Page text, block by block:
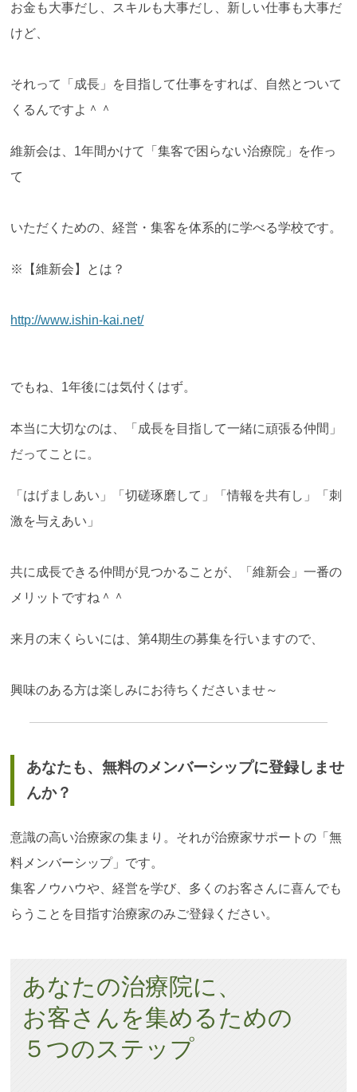
お金も大事だし、スキルも大事だし、新しい仕事も大事だ
けど、
それって「成長」を目指して仕事をすれば、自然とついて
くるんですよ＾＾
維新会は、1年間かけて「集客で困らない治療院」を作っ
て
いただくための、経営・集客を体系的に学べる学校です。
※【維新会】とは？
http://www.ishin-kai.net/
でもね、1年後には気付くはず。
本当に大切なのは、「成長を目指して一緒に頑張る仲間」
だってことに。
「はげましあい」「切磋琢磨して」「情報を共有し」「刺
激を与えあい」
共に成長できる仲間が見つかることが、「維新会」一番の
メリットですね＾＾
来月の末くらいには、第4期生の募集を行いますので、
興味のある方は楽しみにお待ちくださいませ～
あなたも、無料のメンバーシップに登録しませ
んか？
意識の高い治療家の集まり。それが治療家サポートの「無
料メンバーシップ」です。
集客ノウハウや、経営を学び、多くのお客さんに喜んでも
らうことを目指す治療家のみご登録ください。
あなたの治療院に、
お客さんを集めるための
５つのステップ